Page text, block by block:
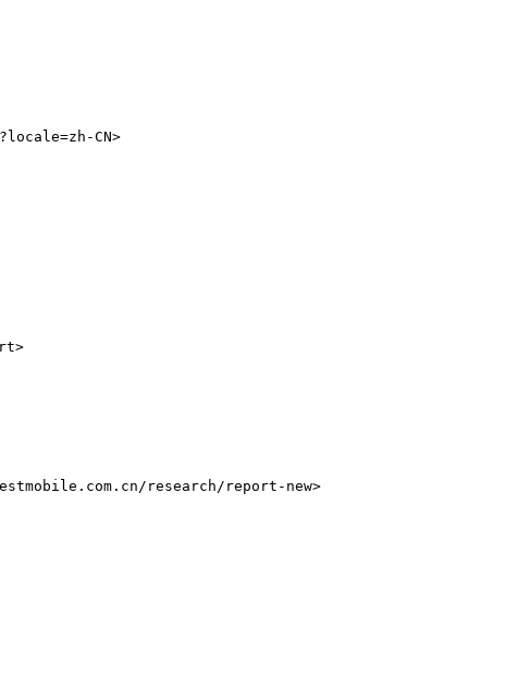
CN>
research/report-new>